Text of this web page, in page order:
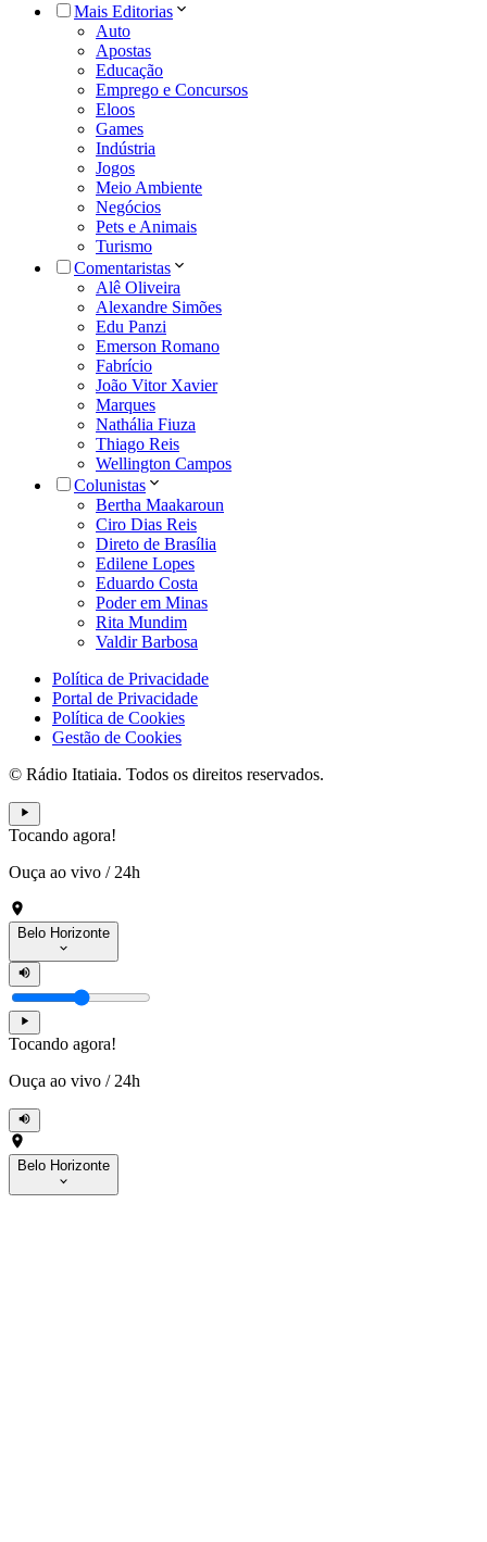
Mais Editorias
Auto
Apostas
Educação
Emprego e Concursos
Eloos
Games
Indústria
Jogos
Meio Ambiente
Negócios
Pets e Animais
Turismo
Comentaristas
Alê Oliveira
Alexandre Simões
Edu Panzi
Emerson Romano
Fabrício
João Vitor Xavier
Marques
Nathália Fiuza
Thiago Reis
Wellington Campos
Colunistas
Bertha Maakaroun
Ciro Dias Reis
Direto de Brasília
Edilene Lopes
Eduardo Costa
Poder em Minas
Rita Mundim
Valdir Barbosa
Política de Privacidade
Portal de Privacidade
Política de Cookies
Gestão de Cookies
© Rádio Itatiaia. Todos os direitos reservados.
Tocando agora!
Ouça ao vivo / 24h
Belo Horizonte
Tocando agora!
Ouça ao vivo / 24h
Belo Horizonte